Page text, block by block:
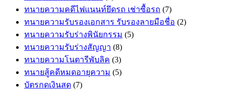
ทนายความคดีไฟแนนท์ยึดรถ เช่าซื้อรถ (7)
ทนายความรับรองเอกสาร รับรองลายมือชื่อ (2)
ทนายความรับร่างพินัยกรรม (5)
ทนายความรับร่างสัญญา (8)
ทนายความโนตารีพับลิค (3)
ทนายสู้คดีหมดอายุความ (5)
บัตรกดเงินสด (7)